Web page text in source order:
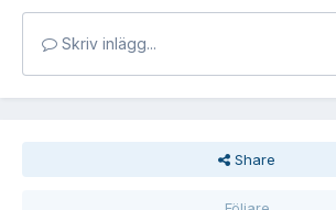
Skriv inlägg...
Share